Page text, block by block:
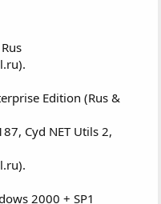
Edition (Rus &
Cyd NET Utils 2,
2000 + SP1